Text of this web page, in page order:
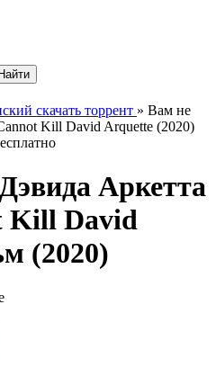
Найти
скачать торрент » Вам не
Kill David Arquette (2020)
Аркетта
Kill David
(2020)